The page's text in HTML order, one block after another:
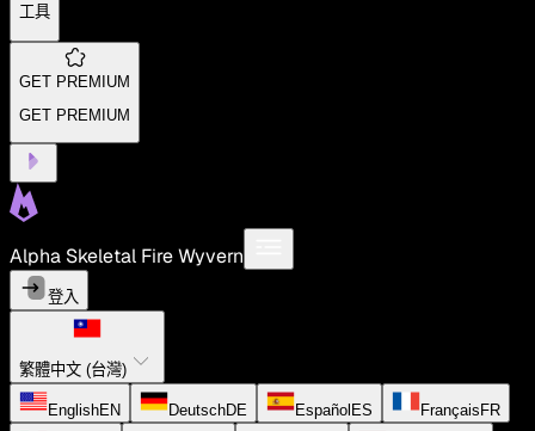
工具
GET PREMIUM
GET PREMIUM
Alpha Skeletal Fire Wyvern
登入
繁體中文 (台灣)
EnglishEN DeutschDE Español ES Français FR